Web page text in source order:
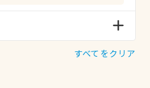
すべてをクリア